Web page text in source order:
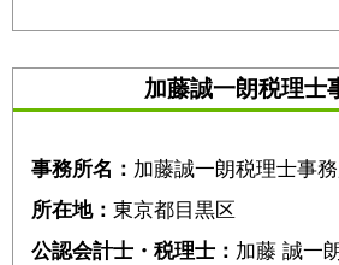
加藤誠一朗税理士
事務所名： 加藤誠一朗税理士事
所在地： 東京都目黒区
公認会計士・税理士： 加藤 誠一